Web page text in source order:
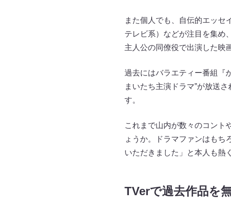
また個人でも、自伝的エッセ
テレビ系）などが注目を集め
主人公の同僚役で出演した映
過去にはバラエティー番組『
まいたち主演ドラマ”が放送
す。
これまで山内が数々のコント
ょうか。ドラマファンはもち
いただきました」と本人も熱
TVerで過去作品を